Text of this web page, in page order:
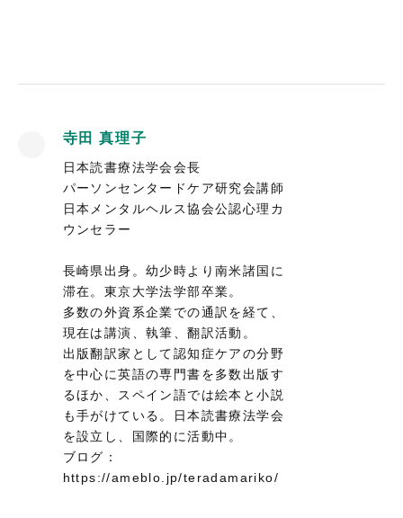
寺田 真理子
日本読書療法学会会長
パーソンセンタードケア研究会講師
日本メンタルヘルス協会公認心理カ
ウンセラー
長崎県出身。幼少時より南米諸国に
滞在。東京大学法学部卒業。
多数の外資系企業での通訳を経て、
現在は講演、執筆、翻訳活動。
出版翻訳家として認知症ケアの分野
を中心に英語の専門書を多数出版す
るほか、スペイン語では絵本と小説
も手がけている。日本読書療法学会
を設立し、国際的に活動中。
ブログ：
https://ameblo.jp/teradamariko/